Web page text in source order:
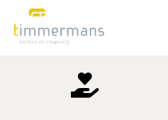
inhoud